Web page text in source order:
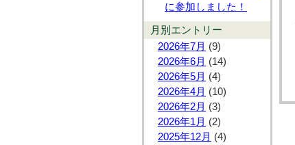
に参加しました！
月別エントリー
2026年7月 (9)
2026年6月 (14)
2026年5月 (4)
2026年4月 (10)
2026年2月 (3)
2026年1月 (2)
2025年12月 (4)